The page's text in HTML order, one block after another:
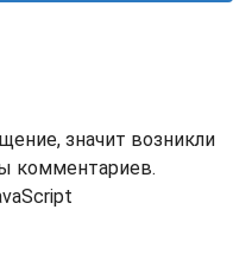
значит возникли
комментариев.